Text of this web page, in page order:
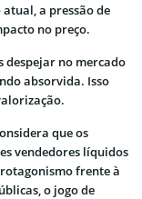
atual, a pressão de
no preço.
despejar no mercado
absorvida. Isso
que os
vendedores líquidos
frente à
o jogo de